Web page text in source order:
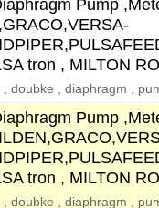
tron , MILTON
doubke diaphragm
Pump
tron , MILTON
doubke diaphragm